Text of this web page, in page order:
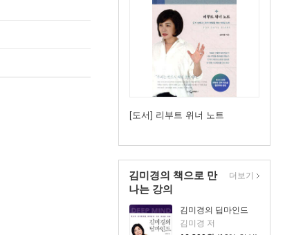
[도서] 리부트 위너 노트
김미경의 책으로 만
나는 강의
김미경의 딥마인드
김미경 저
더보기